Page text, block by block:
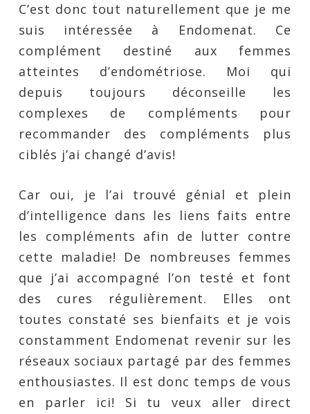
C’est donc tout naturellement que je me
suis intéressée à Endomenat. Ce
complément destiné aux femmes
atteintes d’endométriose. Moi qui
depuis toujours déconseille les
complexes de compléments pour
recommander des compléments plus
ciblés j’ai changé d’avis!
Car oui, je l’ai trouvé génial et plein
d’intelligence dans les liens faits entre
les compléments afin de lutter contre
cette maladie! De nombreuses femmes
que j’ai accompagné l’on testé et font
des cures régulièrement. Elles ont
toutes constaté ses bienfaits et je vois
constamment Endomenat revenir sur les
réseaux sociaux partagé par des femmes
enthousiastes. Il est donc temps de vous
en parler ici! Si tu veux aller direct